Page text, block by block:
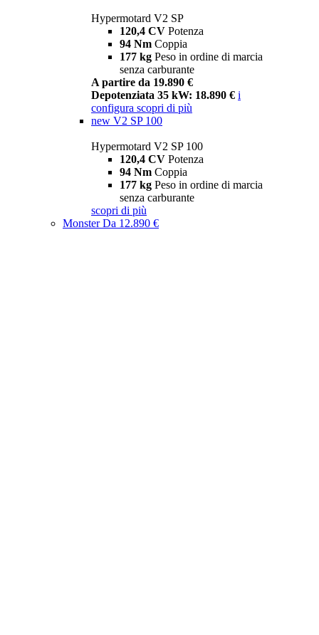
Hypermotard V2 SP
120,4 CV Potenza
94 Nm Coppia
177 kg Peso in ordine di marcia
senza carburante
A partire da 19.890 €
Depotenziata 35 kW: 18.890 € i
configura scopri di più
new V2 SP 100
Hypermotard V2 SP 100
120,4 CV Potenza
94 Nm Coppia
177 kg Peso in ordine di marcia
senza carburante
scopri di più
MonsterDa 12.890 €